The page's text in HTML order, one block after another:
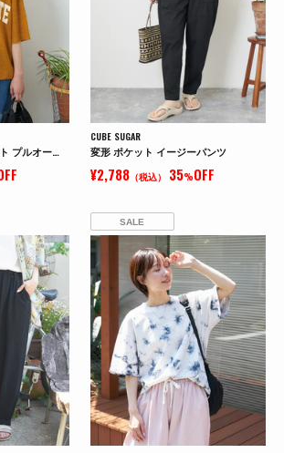
シアー リブ ロゴプリント プルオーバー Tシャツ
CUBE SUGAR
変形 ポケット イージーパンツ
¥2,788（税込） 35%OFF
SALE